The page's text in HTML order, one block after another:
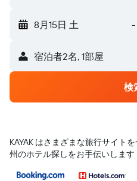
8月15日 土 -
宿泊者2名, 1​部屋
検
KAYAK はさまざまな旅行サイト
州のホテル探しをお手伝いします